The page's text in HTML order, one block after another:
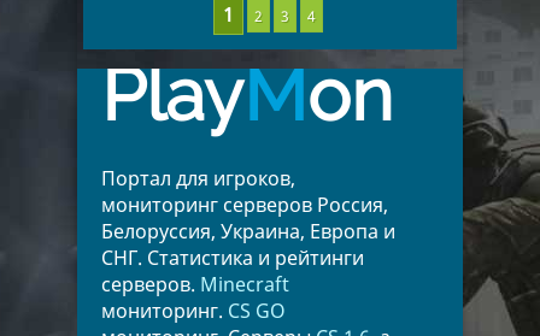
2 3 4
PlayMon
Портал для игроков,
мониторинг серверов Россия,
Белоруссия, Украина, Европа и
СНГ. Статистика и рейтинги
серверов. Minecraft
мониторинг. CS GO